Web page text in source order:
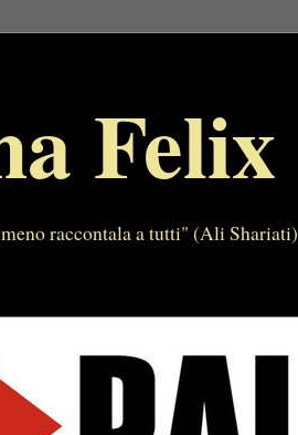
Felix
raccontala a tutti" (Ali Shariati)